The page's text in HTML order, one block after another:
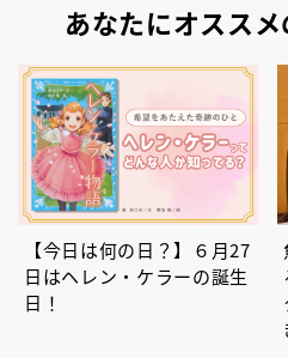
あなたにオスス
【今日は何の日？】６月27
日はヘレン・ケラーの誕生
日！